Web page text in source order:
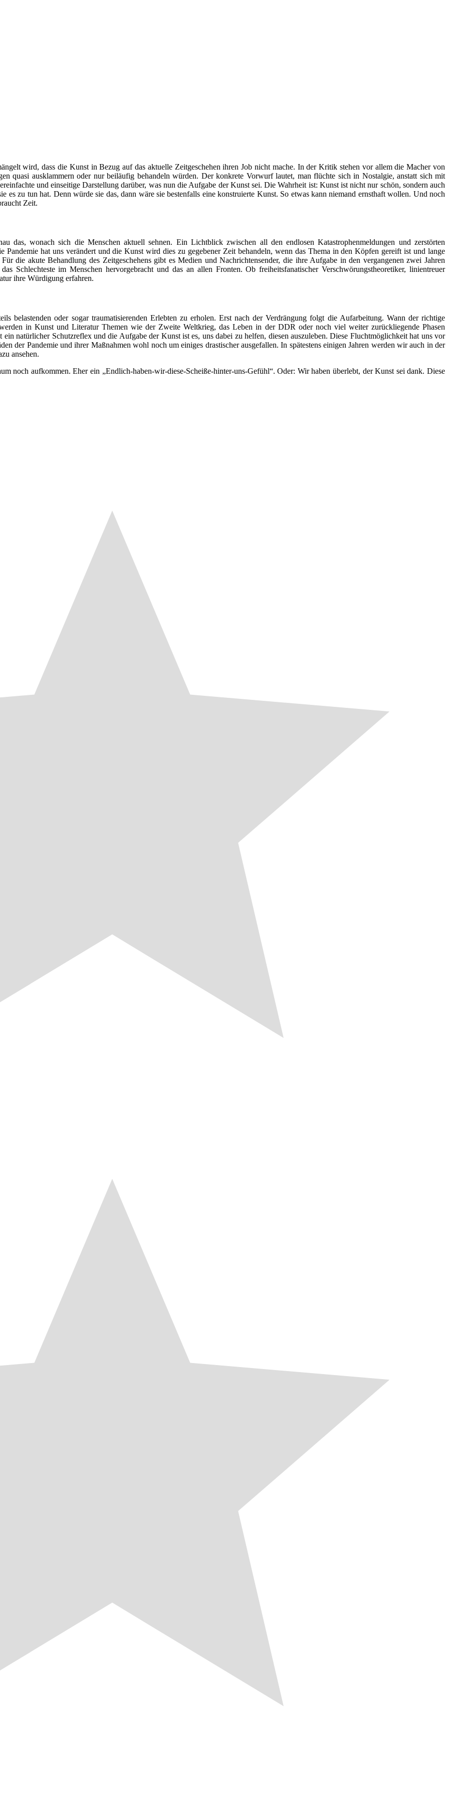
wird, dass die Kunst in Bezug auf das aktuelle Zeitgeschehen ihren Job nicht mache. In der Kritik stehen vor allem die Macher von
quasi ausklammern oder nur beiläufig behandeln würden. Der konkrete Vorwurf lautet, man flüchte sich in Nostalgie, anstatt sich mit
und einseitige Darstellung darüber, was nun die Aufgabe der Kunst sei. Die Wahrheit ist: Kunst ist nicht nur schön, sondern auch
es zu tun hat. Denn würde sie das, dann wäre sie bestenfalls eine konstruierte Kunst. So etwas kann niemand ernsthaft wollen. Und noch
Zeit.
das, wonach sich die Menschen aktuell sehnen. Ein Lichtblick zwischen all den endlosen Katastrophenmeldungen und zerstörten
Pandemie hat uns verändert und die Kunst wird dies zu gegebener Zeit behandeln, wenn das Thema in den Köpfen gereift ist und lange
die akute Behandlung des Zeitgeschehens gibt es Medien und Nachrichtensender, die ihre Aufgabe in den vergangenen zwei Jahren
Schlechteste im Menschen hervorgebracht und das an allen Fronten. Ob freiheitsfanatischer Verschwörungstheoretiker, linientreuer
ihre Würdigung erfahren.
belastenden oder sogar traumatisierenden Erlebten zu erholen. Erst nach der Verdrängung folgt die Aufarbeitung. Wann der richtige
in Kunst und Literatur Themen wie der Zweite Weltkrieg, das Leben in der DDR oder noch viel weiter zurückliegende Phasen
natürlicher Schutzreflex und die Aufgabe der Kunst ist es, uns dabei zu helfen, diesen auszuleben. Diese Fluchtmöglichkeit hat uns vor
der Pandemie und ihrer Maßnahmen wohl noch um einiges drastischer ausgefallen. In spätestens einigen Jahren werden wir auch in der
ansehen.
noch aufkommen. Eher ein „Endlich-haben-wir-diese-Scheiße-hinter-uns-Gefühl“. Oder: Wir haben überlebt, der Kunst sei dank. Diese